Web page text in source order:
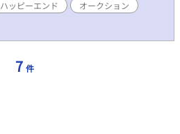
ハッピーエンド
オークション
7 件